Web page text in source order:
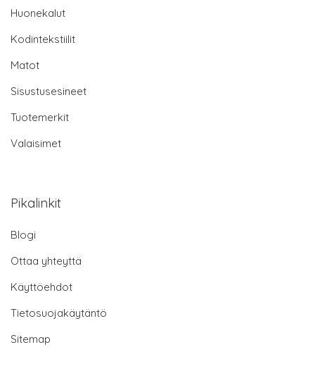
Huonekalut
Kodintekstiilit
Matot
Sisustusesineet
Tuotemerkit
Valaisimet
Pikalinkit
Blogi
Ottaa yhteyttä
Käyttöehdot
Tietosuojakäytäntö
Sitemap